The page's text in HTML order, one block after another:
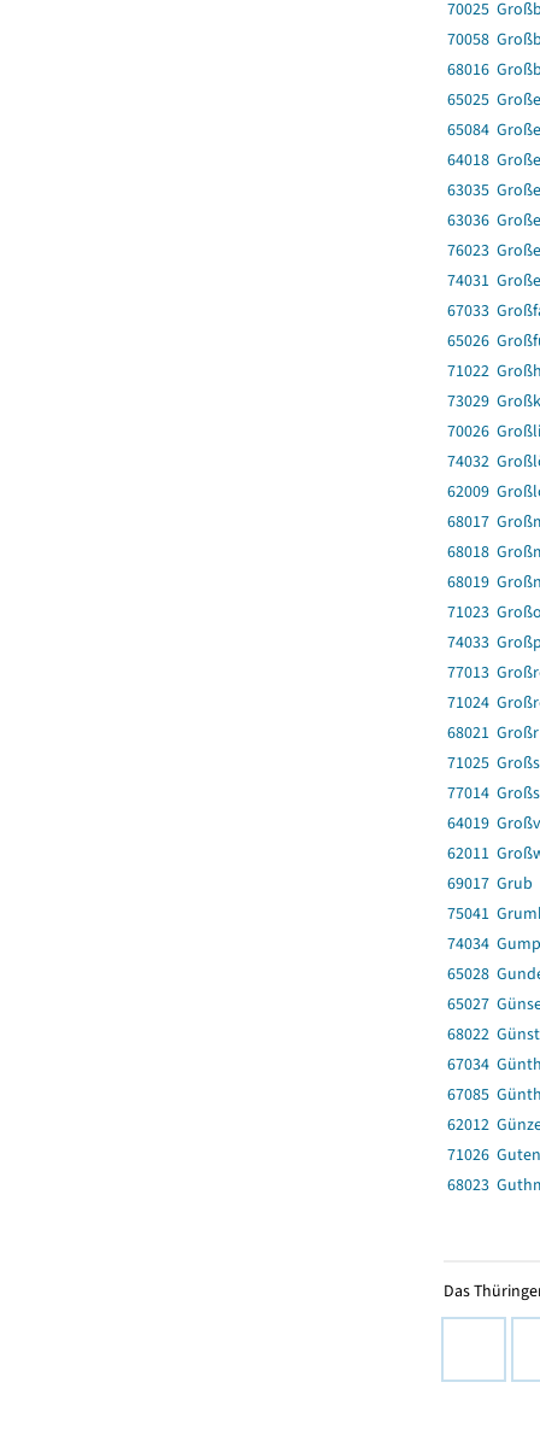
70025
70058
68016
65025
65084
64018
63035
63036
76023
74031
67033
65026
71022
73029
70026
74032
62009
68017
68018
68019
71023
74033
77013
71024
68021
71025
77014
64019
62011
69017 Grub
75041
74034
65028
65027
68022
67034
67085
62012
71026
68023
Das